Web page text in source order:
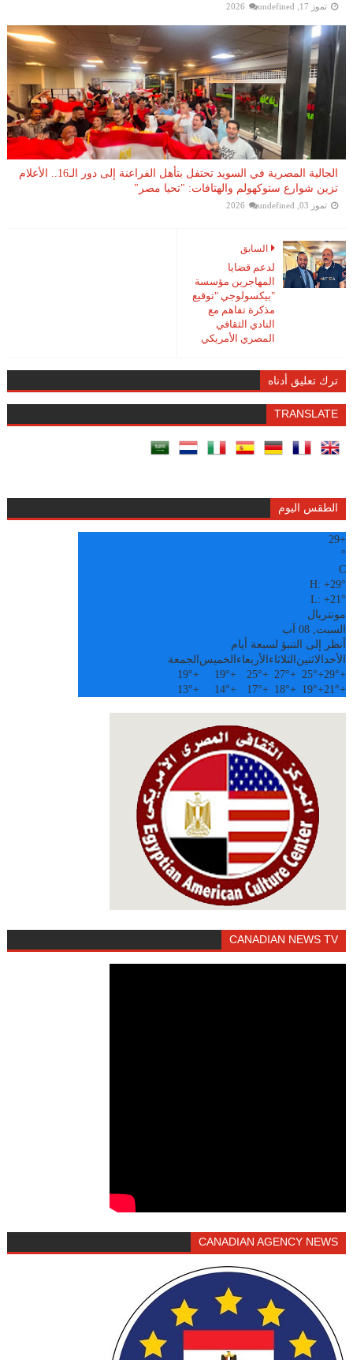
تموز 17, 2026 undefined
الجالية المصرية في السويد تحتفل بتأهل الفراعنة إلى دور الـ16.. الأعلام
تزين شوارع ستوكهولم والهتافات: "تحيا مصر"
تموز 03, 2026 undefined
السابق
لدعم قضايا
المهاجرين مؤسسة
"بيكسولوجي "توقيع
مذكرة تفاهم مع
النادي الثقافي
المصري الأمريكي
ترك تعليق أدناه
TRANSLATE
الطقس اليوم
+
29
°
C
H:+29°
L:+21°
مونتريال
السبت, 08 آب
أنظر إلى التنبؤ لسبعة أيام
الأحدالاثنين الثلاثاء الأربعاء الخميس الجمعة
+
29°
+
25°
+
27°
+
25°
+
19°
+
19°
+
21°
+
19°
+
18°
+
17°
+
14°
+
13°
CANADIAN NEWS TV
CANADIAN AGENCY NEWS